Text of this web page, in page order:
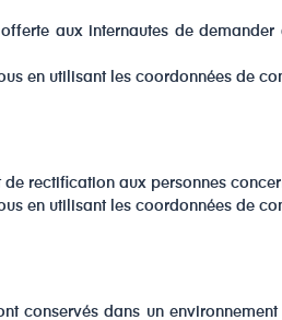
aux internautes de
en utilisant les coordonnées de
rectification aux personnes
en utilisant les coordonnées de
conservés dans un